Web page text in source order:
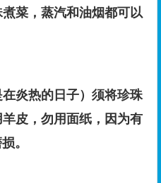
菜，蒸汽和油烟都可以
炎热的日子）须将珍珠
皮，勿用面纸，因为有
。